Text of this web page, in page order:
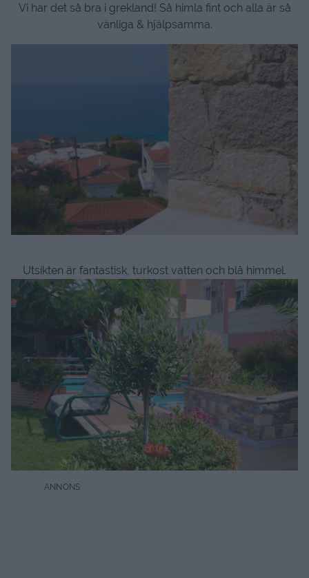
Vi har det så bra i grekland! Så himla fint och alla är så
vänliga & hjälpsamma.
Utsikten är fantastisk, turkost vatten och blå himmel.